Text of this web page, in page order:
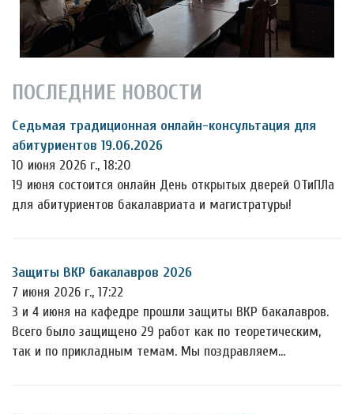
ПОСЛЕДНИЕ НОВОСТИ
Седьмая традиционная онлайн-консультация для
абитуриентов 19.06.2026
10 июня 2026 г., 18:20
19 июня состоится онлайн День открытых дверей ОТиПЛа
для абитуриентов бакалавриата и магистратуры!
Защиты ВКР бакалавров 2026
7 июня 2026 г., 17:22
3 и 4 июня на кафедре прошли защиты ВКР бакалавров.
Всего было защищено 29 работ как по теоретическим,
так и по прикладным темам. Мы поздравляем…